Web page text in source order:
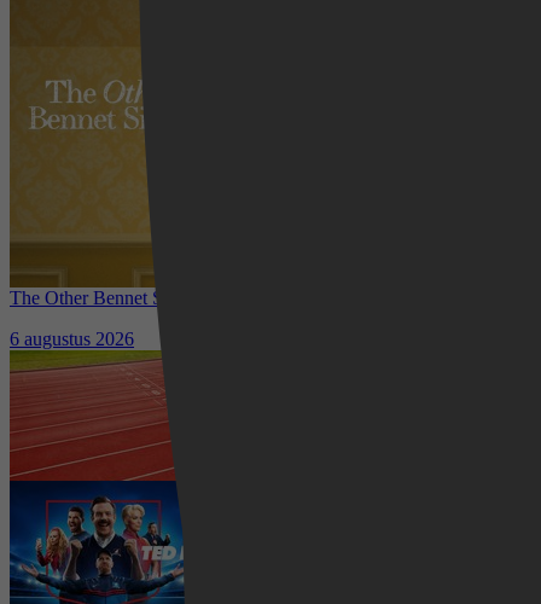
The Other Bennet Sister nu te zien op HBO Max: romantisch
kostuumdrama krijgt lovende recensies
6 augustus 2026